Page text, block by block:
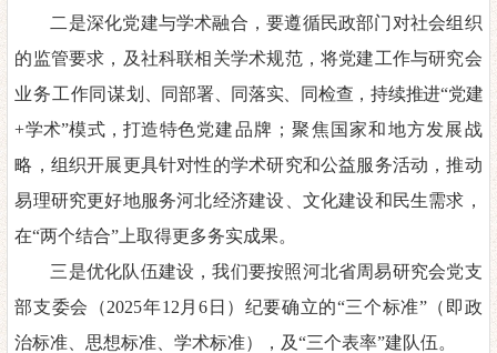
二是深化党建与学术融合 ，要遵循民政部门对社会组织
的监管要求，及社科联相关学术规范，将党建工作与研究会
业务工作同谋划、同部署、同落实、同检查 ，持续推进“党建
+学术”模式，打造特色党建品牌；聚焦国家和地方发展战
略，组织开展更具针对性的学术研究和公益服务活动，推动
易理研究更好地服务河北经济建设 文化建设和民生需求，
在“两个结合”上取得更多务实成果。
三是优化队伍建设，我们要按照河北省周易研究会党支
部支委会 （2025年12 月 6日）纪要确立的“三个标准”（即政
治标准、思想标准、学术标准）， 及“三个表率”建队伍。